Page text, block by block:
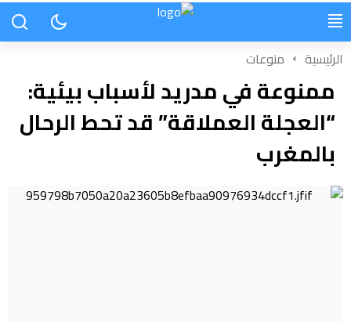
الرئيسية منوعات
ممنوعة في مدريد لأسباب بيئية:
“العجلة العملاقة” قد تحط الرحال
بالمغرب